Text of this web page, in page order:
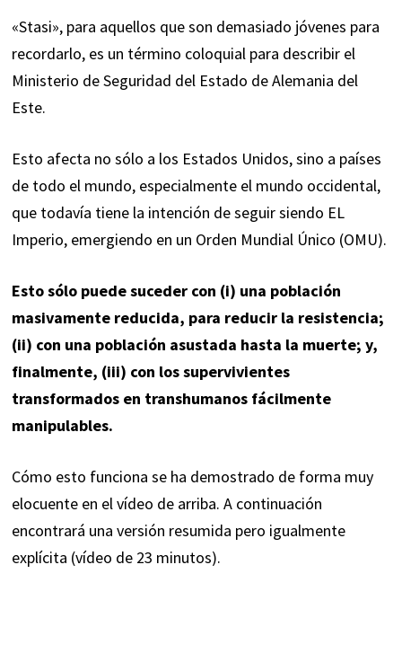
«Stasi», para aquellos que son demasiado jóvenes para
recordarlo, es un término coloquial para describir el
Ministerio de Seguridad del Estado de Alemania del
Este.
Esto afecta no sólo a los Estados Unidos, sino a países
de todo el mundo, especialmente el mundo occidental,
que todavía tiene la intención de seguir siendo EL
Imperio, emergiendo en un Orden Mundial Único (OMU).
Esto sólo puede suceder con (i) una población
masivamente reducida, para reducir la resistencia;
(ii) con una población asustada hasta la muerte; y,
finalmente, (iii) con los supervivientes
transformados en transhumanos fácilmente
manipulables.
Cómo esto funciona se ha demostrado de forma muy
elocuente en el vídeo de arriba. A continuación
encontrará una versión resumida pero igualmente
explícita (vídeo de 23 minutos).